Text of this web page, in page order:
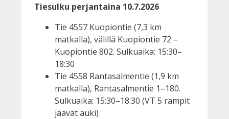
Tiesulku perjantaina 10.7.2026
Tie 4557 Kuopiontie (7,3 km
matkalla), välillä Kuopiontie 72 –
Kuopiontie 802. Sulkuaika: 15:30–
18:30
Tie 4558 Rantasalmentie (1,9 km
matkalla), Rantasalmentie 1–180.
Sulkuaika: 15:30–18:30 (VT 5 rampit
jäävät auki)